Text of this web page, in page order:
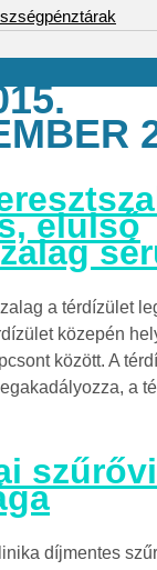
elülső
a térdízület
közepén
között. A
a
díjmentes